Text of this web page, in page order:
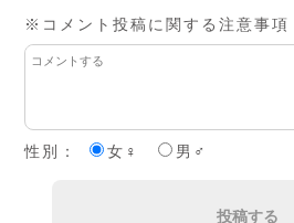
※コメント投稿に関する注意事項
性別：
女♀ 男♂
投稿する